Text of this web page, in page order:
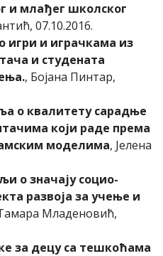
и млађег школског
07.10.2016.
игри и играчкама из
и студената
, Бојана Пинтар,
о квалитету сарадње
који раде према
моделима, Јелена
о значају социо-
развоја за учење и
Младеновић,
за децу са тешкоћама